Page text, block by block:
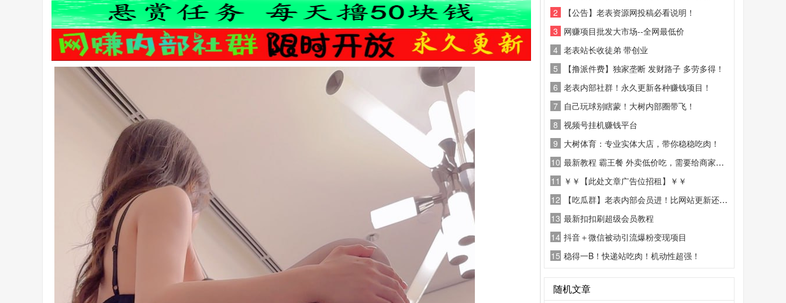
2
【公告】老表资源网投稿必看说明！
3 网赚项目批发大市场--全网最低价
4 老表站长收徒弟 带创业
5
【撸派件费】独家垄断 发财路子 多劳多得！
6 老表内部社群！永久更新各种赚钱项目！
7 自己玩球别瞎蒙！大树内部圈带飞！
8 视频号挂机赚钱平台
9 大树体育：专业实体大店，带你稳稳吃肉！
10 最新教程 霸王餐 外卖低价吃，需要给商家好评
11 ￥￥【此处文章广告位招租】￥￥
12
【吃瓜群】老表内部会员进！比网站更新还精彩！
13 最新扣扣刷超级会员教程
14 抖音＋微信被动引流爆粉变现项目
15 稳得一B！快递站吃肉！机动性超强！
随机文章